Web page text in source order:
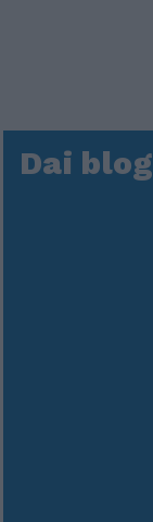
Dai blog